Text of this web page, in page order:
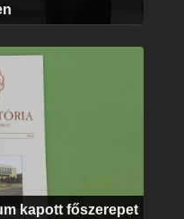
kapott főszerepet